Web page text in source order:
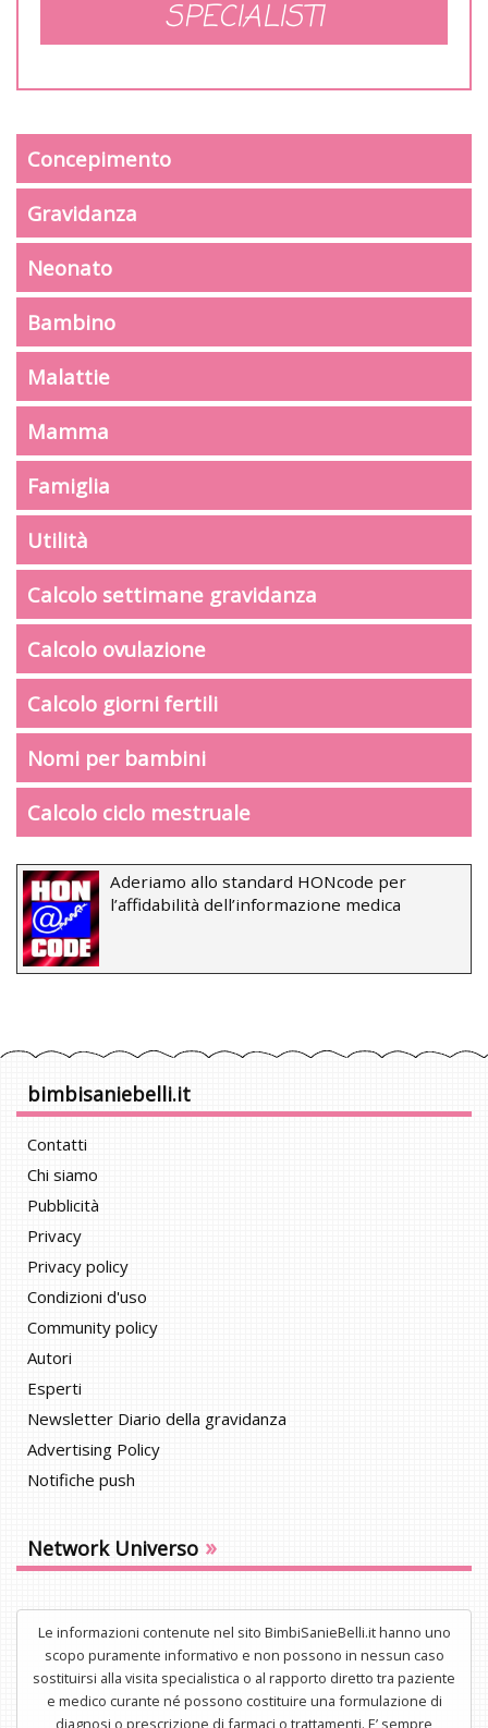
SPECIALISTI
Concepimento
Gravidanza
Neonato
Bambino
Malattie
Mamma
Famiglia
Utilità
Calcolo settimane gravidanza
Calcolo ovulazione
Calcolo giorni fertili
Nomi per bambini
Calcolo ciclo mestruale
Aderiamo allo standard HONcode per
l’affidabilità dell’informazione medica
bimbisaniebelli.it
Contatti
Chi siamo
Pubblicità
Privacy
Privacy policy
Condizioni d'uso
Community policy
Autori
Esperti
Newsletter Diario della gravidanza
Advertising Policy
Notifiche push
Network Universo »
Le informazioni contenute nel sito BimbiSanieBelli.it hanno uno
scopo puramente informativo e non possono in nessun caso
sostituirsi alla visita specialistica o al rapporto diretto tra paziente
e medico curante né possono costituire una formulazione di
diagnosi o prescrizione di farmaci o trattamenti. E’ sempre